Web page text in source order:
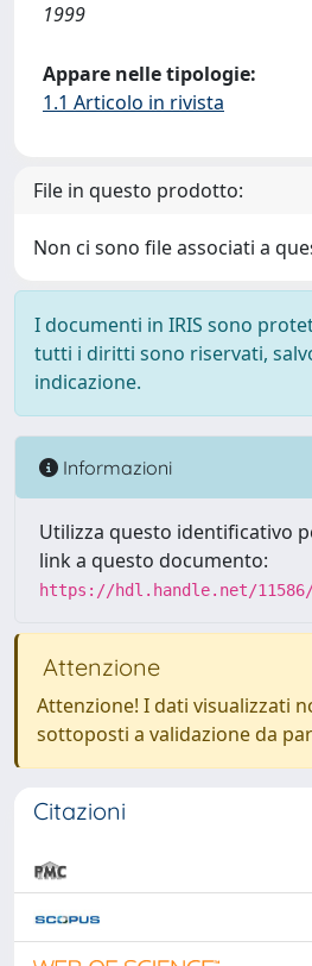
1999
Appare nelle tipologie:
1.1 Articolo in rivista
File in questo prodotto:
Non ci sono file associati a
I documenti in IRIS sono
tutti i diritti sono riservati,
indicazione.
Informazioni
Utilizza questo identificativo
link a questo documento:
https://hdl.handle.net/11586/
Attenzione
Attenzione! I dati visualizzati
sottoposti a validazione da
Citazioni